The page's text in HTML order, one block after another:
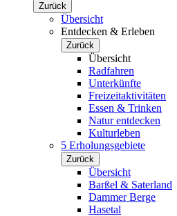
Zurück
Übersicht
Entdecken & Erleben
Zurück
Übersicht
Radfahren
Unterkünfte
Freizeitaktivitäten
Essen & Trinken
Natur entdecken
Kulturleben
5 Erholungsgebiete
Zurück
Übersicht
Barßel & Saterland
Dammer Berge
Hasetal